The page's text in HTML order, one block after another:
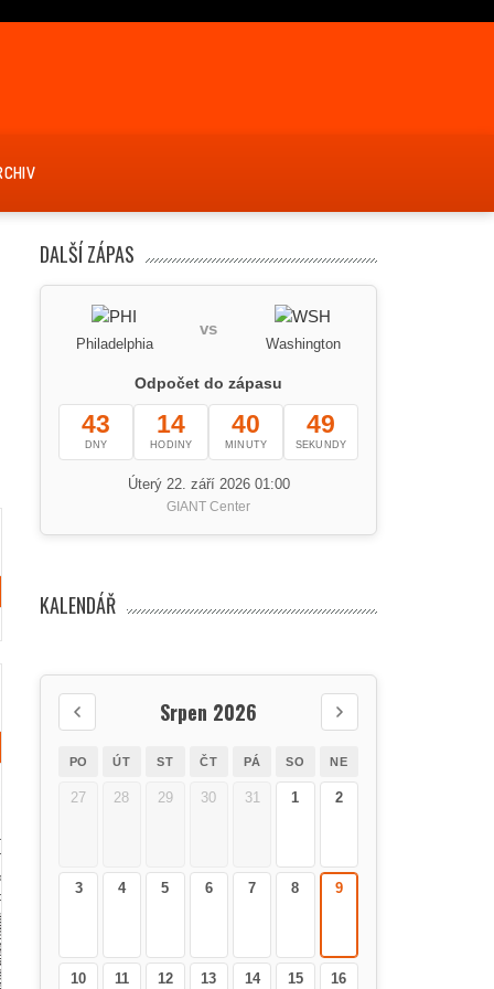
DALŠÍ ZÁPAS
Philadelphia
vs
Washington
Odpočet do zápasu
43
DNY
14
HODINY
40
MINUTY
49
SEKUNDY
Úterý 22. září 2026 01:00
GIANT Center
KALENDÁŘ
Srpen 2026
PO ÚT ST ČT PÁ SO NE
27 28 29 30 31 1 2
3 4 5 6 7 8 9
10 11 12 13 14 15 16